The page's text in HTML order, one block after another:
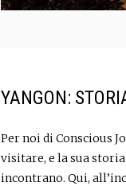
YANGON:
Per noi di Conscious
visitare, e la sua
incontrano. Qui,